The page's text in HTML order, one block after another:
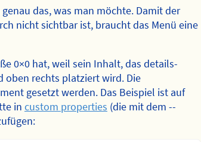
das, was man möchte. Damit der
nicht sichtbar ist, braucht das Menü eine
0×0 hat, weil sein Inhalt, das details-
oben rechts platziert wird. Die
gesetzt werden. Das Beispiel ist auf
in custom properties (die mit dem --